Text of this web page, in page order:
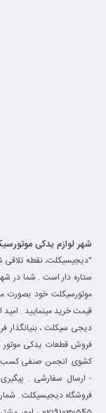
شهر لوازم یدکی
"دیجیسیکلت، نقطه تلاقی
ستاره دار است . شما در
موتورسیکلت خود بصورت
قیمت خرید مینمایید .
دیجی سیکلت ، بنیانگذار
فروش قطعات یدکی موتور
کشوی. انجمن صنفی کسب و
- ارسال سفارشی .
فروشگاه دیجیسیکلت . شماره